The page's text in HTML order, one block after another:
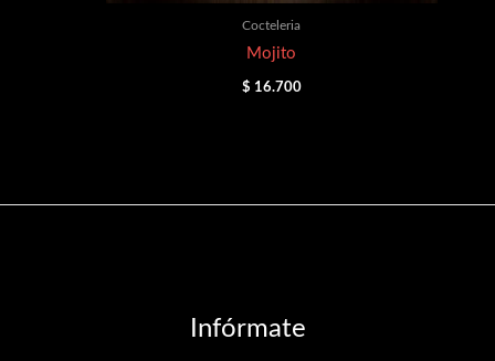
Cocteleria
Mojito
$ 16.700
Infórmate